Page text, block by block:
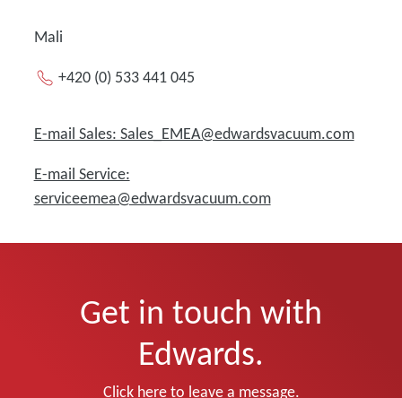
Mali
+420 (0) 533 441 045
E-mail Sales: Sales_EMEA@edwardsvacuum.com
E-mail Service:
serviceemea@edwardsvacuum.com
Get in touch with
Edwards.
Click here to leave a message.